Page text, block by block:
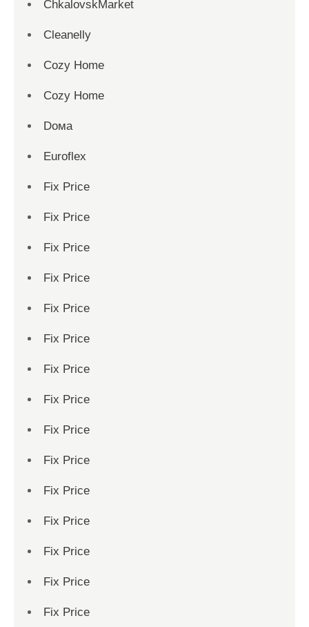
ChkalovskMarket
Cleanelly
Cozy Home
Cozy Home
Dома
Euroflex
Fix Price
Fix Price
Fix Price
Fix Price
Fix Price
Fix Price
Fix Price
Fix Price
Fix Price
Fix Price
Fix Price
Fix Price
Fix Price
Fix Price
Fix Price